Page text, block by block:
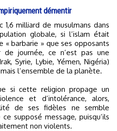
démentir
globale, si l’islam était
barbarie » que ses opposants
de journée, ce n’est pas une
Syrie, Lybie, Yémen, Nigéria)
l’ensemble de la planète.
si cette religion propage un
et d’intolérance, alors,
de ses fidèles ne semble
supposé message, puisqu’ils
non violents.